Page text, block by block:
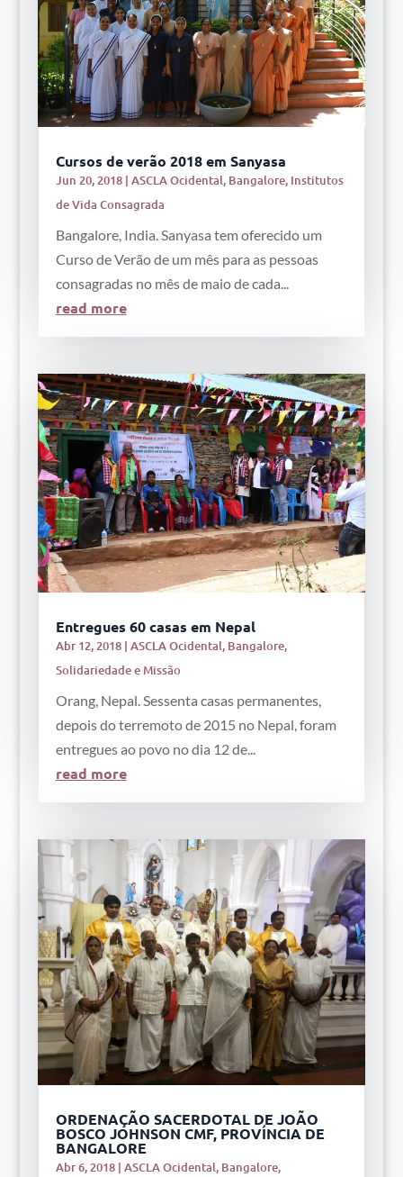
Cursos de verão 2018 em Sanyasa
Jun 20, 2018| ASCLA Ocidental, Bangalore, Institutos
de Vida Consagrada
Bangalore, India. Sanyasa tem oferecido um
Curso de Verão de um mês para as pessoas
consagradas no mês de maio de cada...
read more
Entregues 60 casas em Nepal
Abr 12, 2018| ASCLA Ocidental, Bangalore,
Solidariedade e Missão
Orang, Nepal. Sessenta casas permanentes,
depois do terremoto de 2015 no Nepal, foram
entregues ao povo no dia 12 de...
read more
ORDENAÇÃO SACERDOTAL DE JOÃO
BOSCO JOHNSON CMF, PROVÍNCIA DE
BANGALORE
Abr 6, 2018| ASCLA Ocidental, Bangalore,